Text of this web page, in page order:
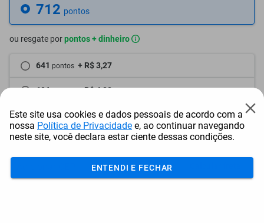
712 pontos
ou resgate porpontos + dinheiro
641 pontos + R$ 3,27
606 + R$ 4,88
570 pontos + R$ 6,53
Este site usa cookies e dados pessoais de acordo com a
nossa Política de Privacidade e, ao continuar navegando
neste site, você declara estar ciente dessas condições.
ENTENDI E FECHAR